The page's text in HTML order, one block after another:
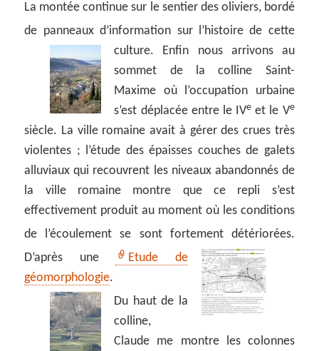
La montée continue sur le sentier des oliviers, bordé
de panneaux d’information sur l’histoirede cette
culture. Enfin nous arrivons au
sommet de la colline Saint-
Maxime où l’occupation urbaine
s’est déplacée entre le IVe et le Ve
siècle. La ville romaine avait à gérer des crues très
violentes ; l’étude des épaisses couches de galets
alluviaux qui recouvrent les niveaux abandonnés de
la ville romaine montre que ce repli s’est
effectivement produit au moment où les conditions
de l’écoulement se sont fortement détériorées.
D’après une
Etude de
géomorphologie.
Du haut de la
colline,
Claude me montre les colonnes